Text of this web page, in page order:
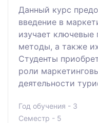
Данный курс
введение в
изучает ключевые
методы, а также
Студенты
роли
деятельности
Год обучения - 3
Семестр - 5